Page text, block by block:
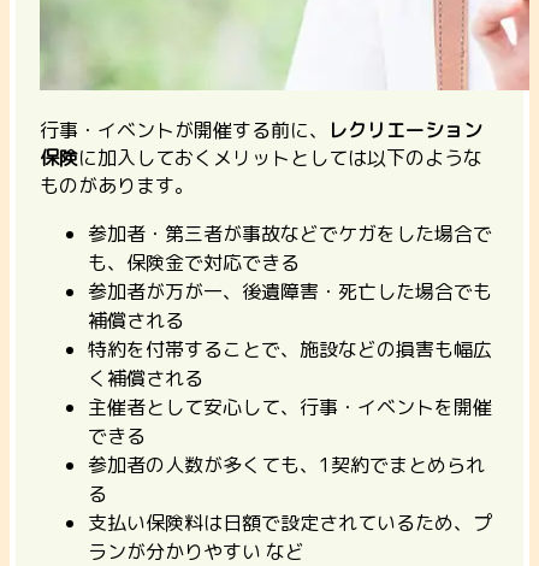
行事・イベントが開催する前に、
レクリエーション
保険に加入しておくメリットとしては以下のような
ものがあります。
参加者・第三者が事故などでケガをした場合で
も、保険金で対応できる
参加者が万が一、後遺障害・死亡した場合でも
補償される
特約を付帯することで、施設などの損害も幅広
く補償される
主催者として安心して、行事・イベントを開催
できる
参加者の人数が多くても、1契約でまとめられ
る
支払い保険料は日額で設定されているため、プ
ランが分かりやすい など